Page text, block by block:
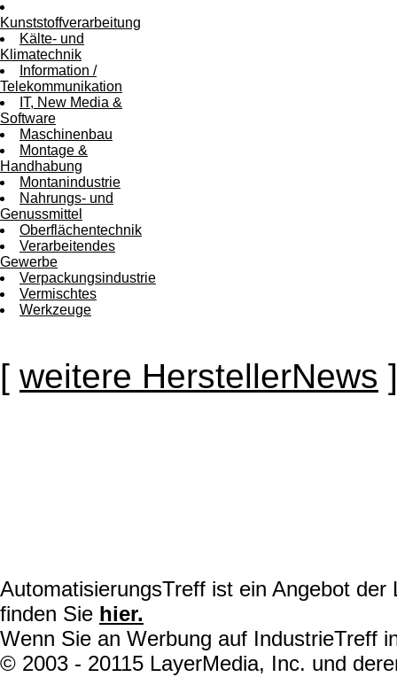
Kunststoffverarbeitung
Kälte- und
Klimatechnik
Information /
Telekommunikation
IT, New Media &
Software
Maschinenbau
Montage &
Handhabung
Montanindustrie
Nahrungs- und
Genussmittel
Oberflächentechnik
Verarbeitendes
Gewerbe
Verpackungsindustrie
Vermischtes
Werkzeuge
[ weitere HerstellerNews
AutomatisierungsTreff ist ein Angebot
finden Sie hier.
Wenn Sie an Werbung auf IndustrieTreff
© 2003 - 20115 LayerMedia, Inc. und